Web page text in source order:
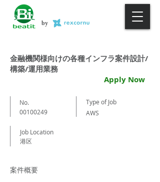
by
金融機関様向けの各種インフラ案件設計/
構築/運用業務
Apply Now
No.
00100249
Type of Job
AWS
Job Location
港区
案件概要